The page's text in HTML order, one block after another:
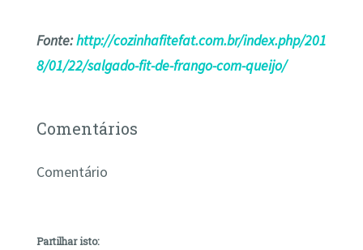
Fonte:http://cozinhafitefat.com.br/index.php/201
8/01/22/salgado-fit-de-frango-com-queijo/
Comentários
Comentário
Partilhar isto: